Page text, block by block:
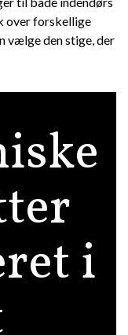
over forskellige
vælge den stige, der
i